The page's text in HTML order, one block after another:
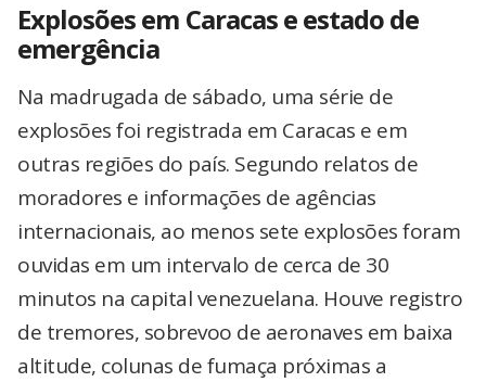
Explosões em Caracas e estado de
emergência
Na madrugada de sábado, uma série de
explosões foi registrada em Caracas e em
outras regiões do país. Segundo relatos de
moradores e informações de agências
internacionais, ao menos sete explosões foram
ouvidas em um intervalo de cerca de 30
minutos na capital venezuelana. Houve registro
de tremores, sobrevoo de aeronaves em baixa
altitude, colunas de fumaça próximas a